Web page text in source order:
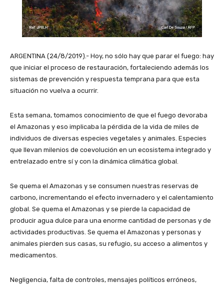
ARGENTINA (24/8/2019).- Hoy, no sólo hay que parar el fuego: hay
que iniciar el proceso de restauración, fortaleciendo además los
sistemas de prevención y respuesta temprana para que esta
situación no vuelva a ocurrir.
Esta semana, tomamos conocimiento de que el fuego devoraba
el Amazonas y eso implicaba la pérdida de la vida de miles de
individuos de diversas especies vegetales y animales. Especies
que llevan milenios de coevolución en un ecosistema integrado y
entrelazado entre sí y con la dinámica climática global.
Se quema el Amazonas y se consumen nuestras reservas de
carbono, incrementando el efecto invernadero y el calentamiento
global. Se quema el Amazonas y se pierde la capacidad de
producir agua dulce para una enorme cantidad de personas y de
actividades productivas. Se quema el Amazonas y personas y
animales pierden sus casas, su refugio, su acceso a alimentos y
medicamentos.
Negligencia, falta de controles, mensajes políticos erróneos,